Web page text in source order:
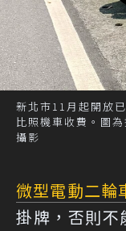
新北市11月起開放
比照機車收費。圖
攝影
微型電動二輪
掛牌，否則不